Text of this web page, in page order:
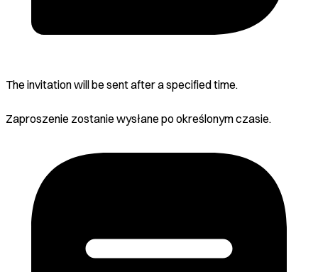
The invitation will be sent after a specified time.
Zaproszenie zostanie wysłane po określonym czasie.